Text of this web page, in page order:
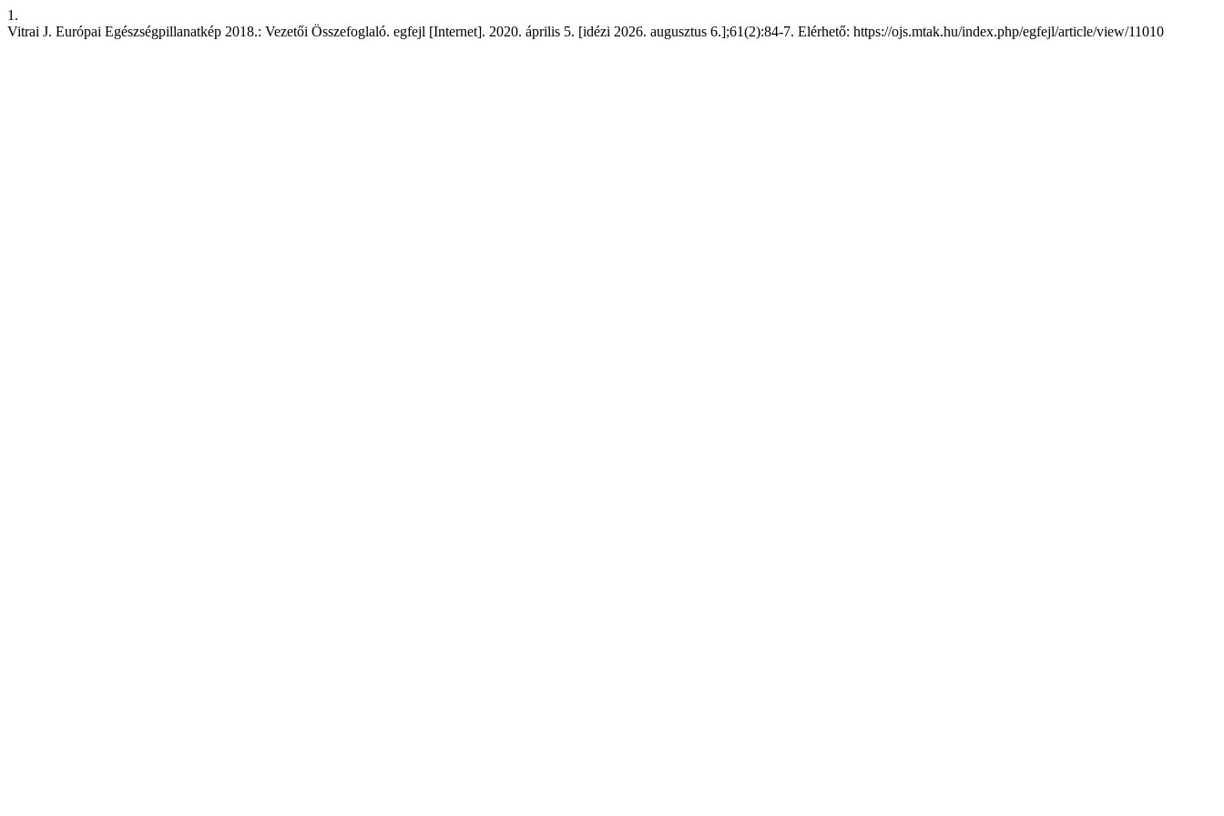
1.
Vitrai J. Európai Egészségpillanatkép 2018.: Vezetői Összefoglaló. egfejl [Internet]. 2020. április 5. [idézi 2026. augusztus 6.];61(2):84-7. Elérhető: https://ojs.mtak.hu/index.php/egfejl/article/view/11010